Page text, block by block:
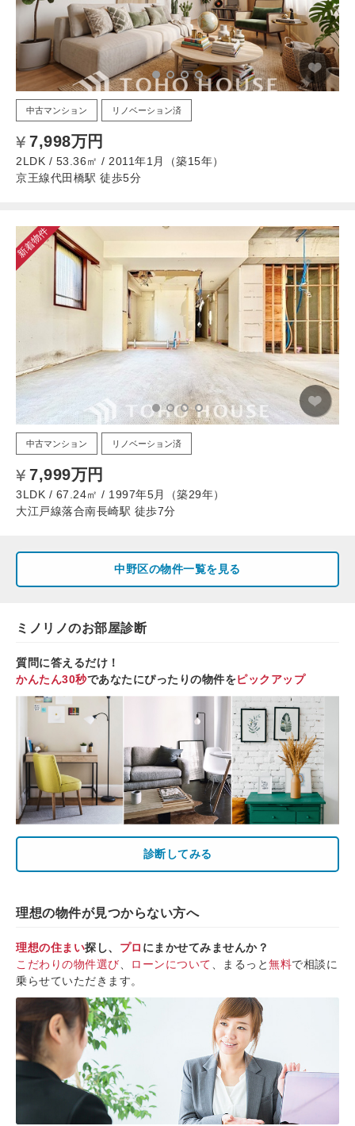
中古マンション リノベーション済
7,998万円
2LDK / 53.36㎡ / 2011年1月（築15年）
京王線代田橋駅 徒歩5分
新着物件
中古マンション リノベーション済
7,999万円
3LDK / 67.24㎡ / 1997年5月（築29年）
大江戸線落合南長崎駅 徒歩7分
中野区の物件一覧を見る
ミノリノのお部屋診断
質問に答えるだけ！
かんたん30秒であなたにぴったりの物件をピックアップ
診断してみる
理想の物件が見つからない方へ
理想の住まい探し、 プロ にまかせてみませんか？
こだわりの物件選び
ローンについて 、まるっと無料で相談に
乗らせていただきます。